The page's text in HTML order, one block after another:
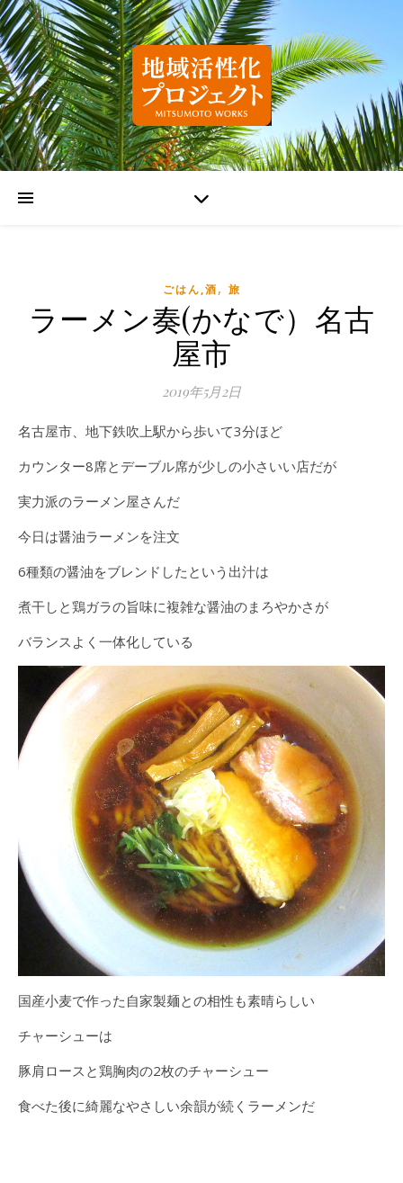
ごはん,酒, 旅
ラーメン奏(かなで）名古
屋市
2019年5月2日
名古屋市、地下鉄吹上駅から歩いて3分ほど
カウンター8席とデーブル席が少しの小さいい店だが
実力派のラーメン屋さんだ
今日は醤油ラーメンを注文
6種類の醤油をブレンドしたという出汁は
煮干しと鶏ガラの旨味に複雑な醤油のまろやかさが
バランスよく一体化している
国産小麦で作った自家製麺との相性も素晴らしい
チャーシューは
豚肩ロースと鶏胸肉の2枚のチャーシュー
食べた後に綺麗なやさしい余韻が続くラーメンだ